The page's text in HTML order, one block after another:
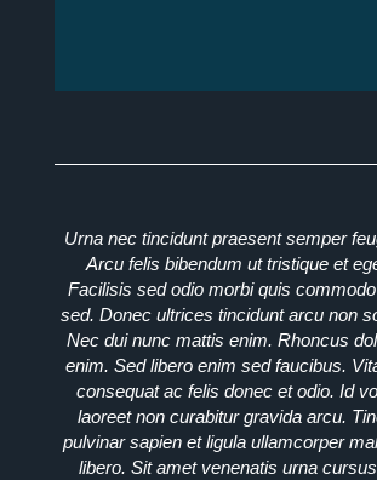
Urna nec tincidunt praesent semper
Arcu felis bibendum ut tristique et
Facilisis sed odio morbi quis
sed. Donec ultrices tincidunt arcu non
Nec dui nunc mattis enim. Rhoncus
enim. Sed libero enim sed faucibus.
consequat ac felis donec et odio. Id
laoreet non curabitur gravida arcu.
pulvinar sapien et ligula ullamcorper
libero. Sit amet venenatis urna